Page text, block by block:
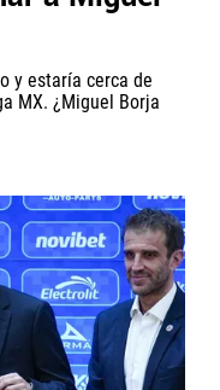
y estaría cerca de
MX. ¿Miguel Borja